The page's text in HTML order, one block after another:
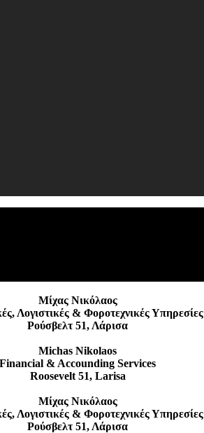
Μίχας Νικόλαος
Λογιστικές & Φοροτεχνικές Υπηρεσίες
Ρούσβελτ 51, Λάρισα
Michas Nikolaos
Financial & Accounding Services
Roosevelt 51, Larisa
Μίχας Νικόλαος
Λογιστικές & Φοροτεχνικές Υπηρεσίες
Ρούσβελτ 51, Λάρισα